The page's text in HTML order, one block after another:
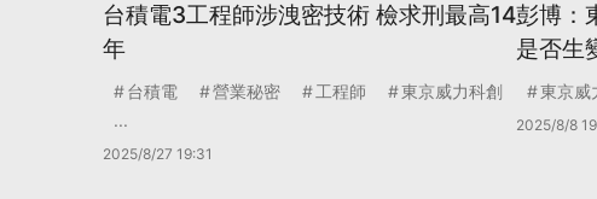
台積電3工程師涉洩密技術 檢求刑最高14
年
台積電 營業秘密 工程師
東京威力科創
...
2025/8/27 19:31
彭博：
是否生
東京威
2025/8/8